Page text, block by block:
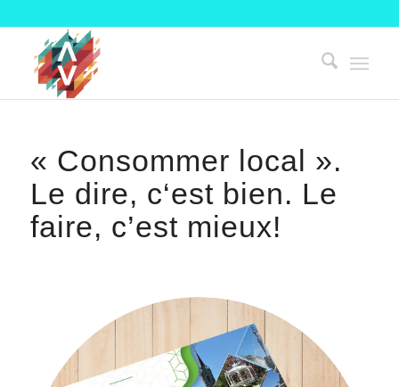
« Consommer local ».
Le dire, c‘est bien. Le
faire, c’est mieux!